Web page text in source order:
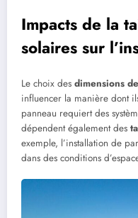
Impacts de la
solaires sur
Le choix des dimensions
influencer la manière dont
panneau requiert des
dépendent également des
exemple, l’installation de
dans des conditions